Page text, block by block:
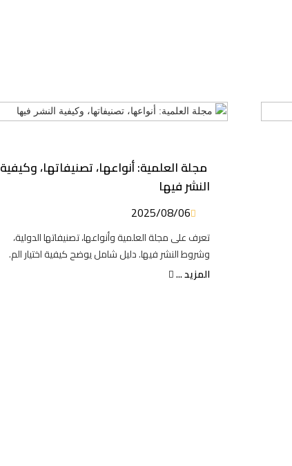
مجلة العلمية: أنواعها، تصنيفاتها، وكيفية
النشر فيها
2025/08/06
تعرف على مجلة العلمية وأنواعها، تصنيفاتها الدولية،
وشروط النشر فيها. دليل شامل يوضح كيفية اختيار الم.
المزيد ...